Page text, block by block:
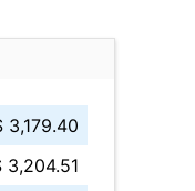
3,179.40
3,204.51